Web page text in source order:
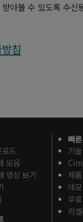
아볼 수 있도록 수신
침
드
모음
영상 보기
빠
기
제
데
무
리